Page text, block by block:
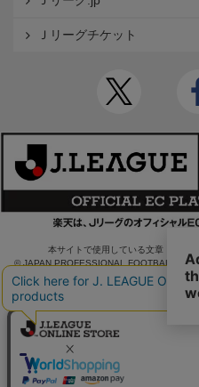
Ｊリーグチケット
本サイトで使用している文章・画像
© JAPAN PROFESSIONAL FOOTBALL